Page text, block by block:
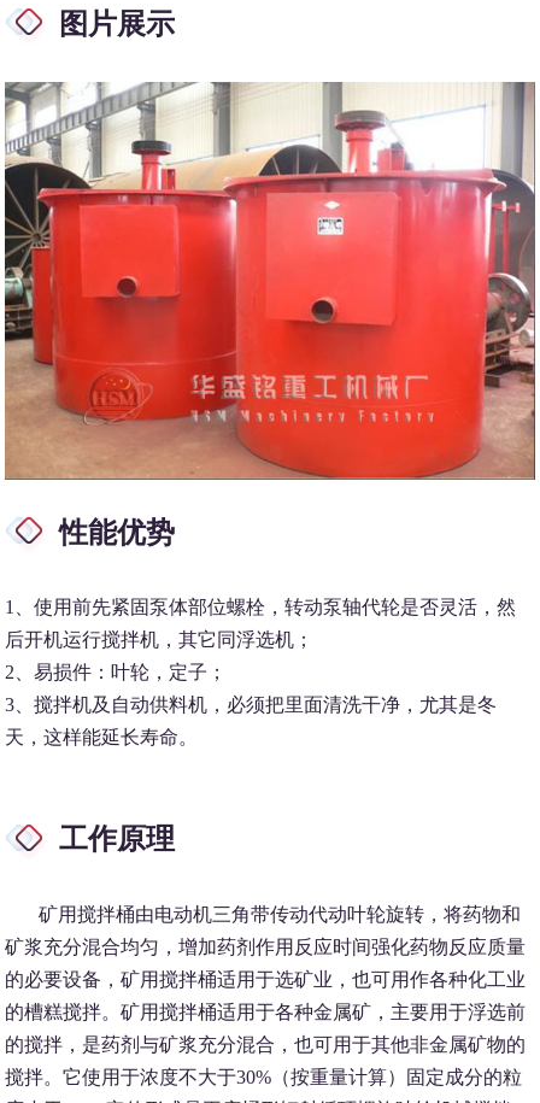
图片展示
性能优势
1、使用前先紧固泵体部位螺栓，转动泵轴代轮是否灵活，然
后开机运行搅拌机，其它同浮选机；
2、易损件：叶轮，定子；
3、搅拌机及自动供料机，必须把里面清洗干净，尤其是冬
天，这样能延长寿命。
工作原理
矿用搅拌桶由电动机三角带传动代动叶轮旋转，将药物和
矿浆充分混合均匀，增加药剂作用反应时间强化药物反应质量
的必要设备，矿用搅拌桶适用于选矿业，也可用作各种化工业
的槽糕搅拌。矿用搅拌桶适用于各种金属矿，主要用于浮选前
的搅拌，是药剂与矿浆充分混合，也可用于其他非金属矿物的
搅拌。它使用于浓度不大于30%（按重量计算）固定成分的粒